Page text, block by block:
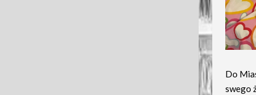
Do
swego